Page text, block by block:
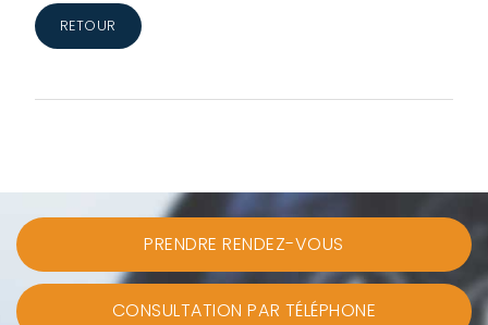
RETOUR
PRENDRE RENDEZ-VOUS
CONSULTATION PAR TÉLÉPHONE